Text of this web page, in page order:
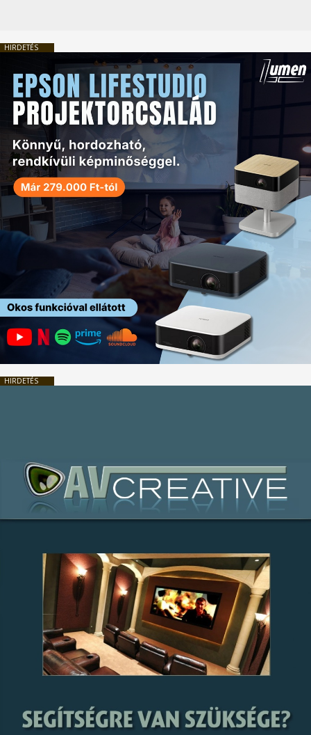
HIRDETÉS
HIRDETÉS